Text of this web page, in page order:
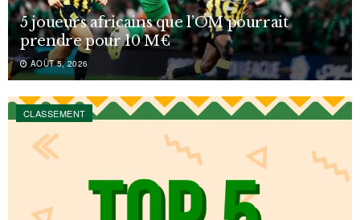
5 joueurs africains que l’OM pourrait
prendre pour 10 M€
AOÛT 5, 2026
CLASSEMENT